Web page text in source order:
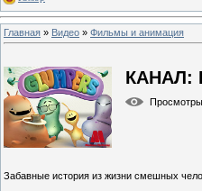
Главная » Видео » Фильмы и анимация
КАНАЛ:
Просмотры
Забавные история из жизни смешных